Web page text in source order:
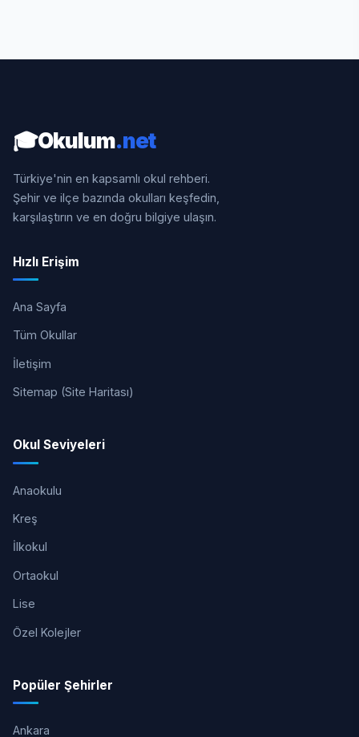
🎓Okulum.net
Türkiye'nin en kapsamlı okul rehberi.
Şehir ve ilçe bazında okulları keşfedin,
karşılaştırın ve en doğru bilgiye ulaşın.
Hızlı Erişim
Ana Sayfa
Tüm Okullar
İletişim
Sitemap (Site Haritası)
Okul Seviyeleri
Anaokulu
Kreş
İlkokul
Ortaokul
Lise
Özel Kolejler
Popüler Şehirler
Ankara